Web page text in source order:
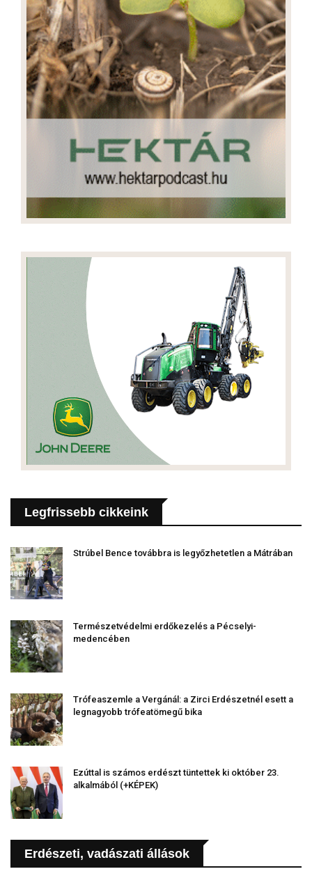
Legfrissebb cikkeink
Strúbel Bence továbbra is legyőzhetetlen a Mátrában
Természetvédelmi erdőkezelés a Pécselyi-
medencében
Trófeaszemle a Vergánál: a Zirci Erdészetnél esett a
legnagyobb trófeatömegű bika
Ezúttal is számos erdészt tüntettek ki október 23.
alkalmából (+KÉPEK)
Erdészeti, vadászati állások